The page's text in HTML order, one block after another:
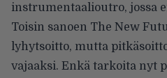
instrumentaalioutro, jossa
Toisin sanoen The New
lyhytsoitto, mutta
vajaaksi. Enkä tarkoita nyt